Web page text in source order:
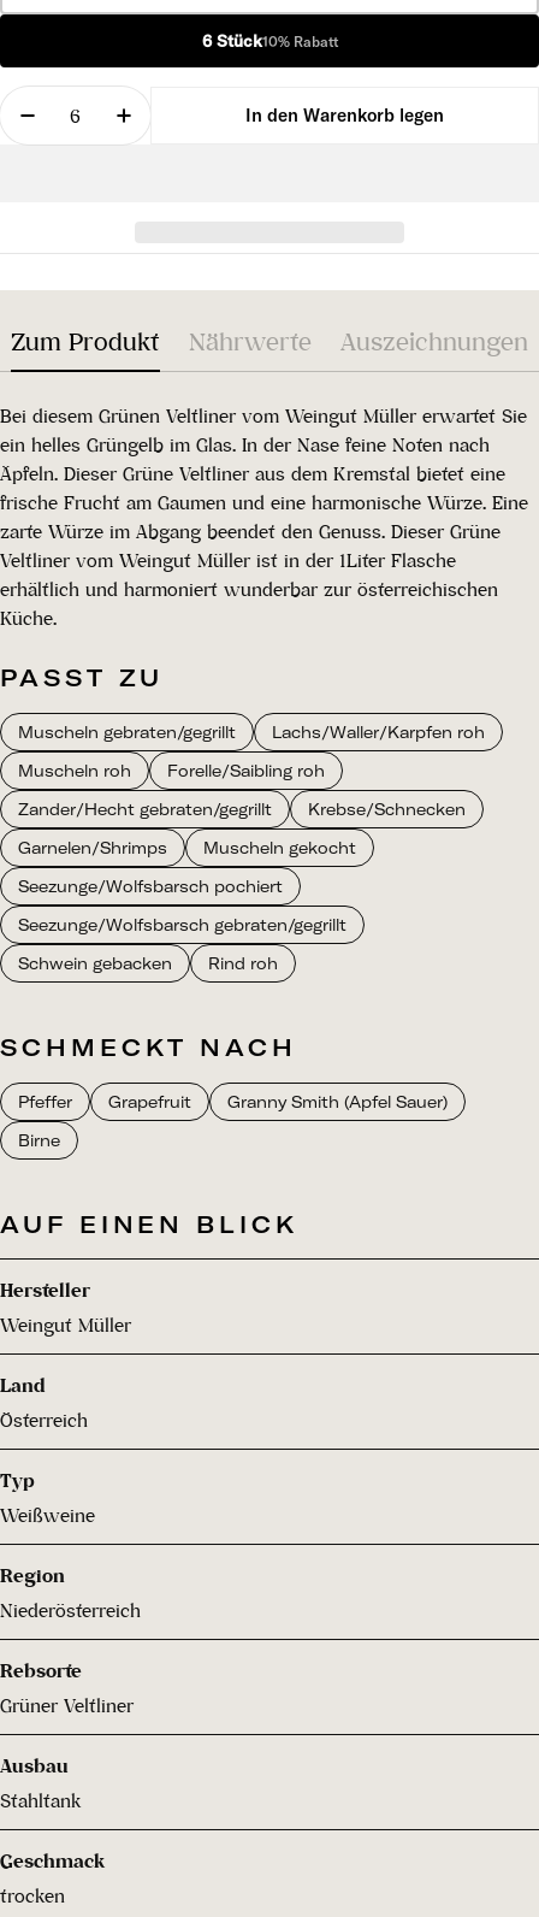
6 Stück10% Rabatt
Menge
Menge für Grüner Veltliner verringern
Menge für Grüner Veltliner erhöhen
In den Warenkorb legen
Zum Produkt Nährwerte Auszeichnungen
Bei diesem Grünen Veltliner vom Weingut Müller erwartet Sie
ein helles Grüngelb im Glas. In der Nase feine Noten nach
Äpfeln. Dieser Grüne Veltliner aus dem Kremstal bietet eine
frische Frucht am Gaumen und eine harmonische Würze. Eine
zarte Würze im Abgang beendet den Genuss. Dieser Grüne
Veltliner vom Weingut Müller ist in der 1Liter Flasche
erhältlich und harmoniert wunderbar zur österreichischen
Küche.
PASST ZU
Muscheln gebraten/gegrillt
Lachs/Waller/Karpfen roh
Muscheln roh
Forelle/Saibling roh
Zander/Hecht gebraten/gegrillt
Krebse/Schnecken
Garnelen/Shrimps
Muscheln gekocht
Seezunge/Wolfsbarsch pochiert
Seezunge/Wolfsbarsch gebraten/gegrillt
Schwein gebacken
Rind roh
SCHMECKT NACH
Pfeffer Grapefruit
Granny Smith (Apfel Sauer)
Birne
AUF EINEN BLICK
Hersteller
Weingut Müller
Land
Österreich
Typ
Weißweine
Region
Niederösterreich
Rebsorte
Grüner Veltliner
Ausbau
Stahltank
Geschmack
trocken